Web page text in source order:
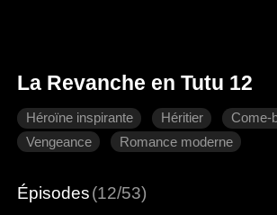
La Revanche en Tutu 12
Héroïne inspirante Héritier
Come-
Vengeance
Romance moderne
Épisodes(12/53)